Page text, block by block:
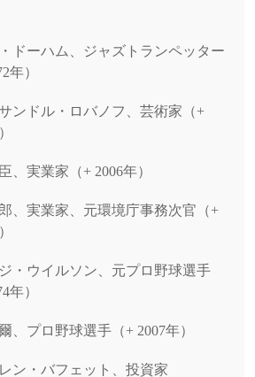
ドーハム、ジャズトランペッター
年）
ンドル・ロバノフ、芸術家（+
、実業家（+ 2006年）
、実業家、元環境庁事務次官（+
・ウイルソン、元プロ野球選手
年）
、プロ野球選手（+ 2007年）
ン・バフェット、投資家